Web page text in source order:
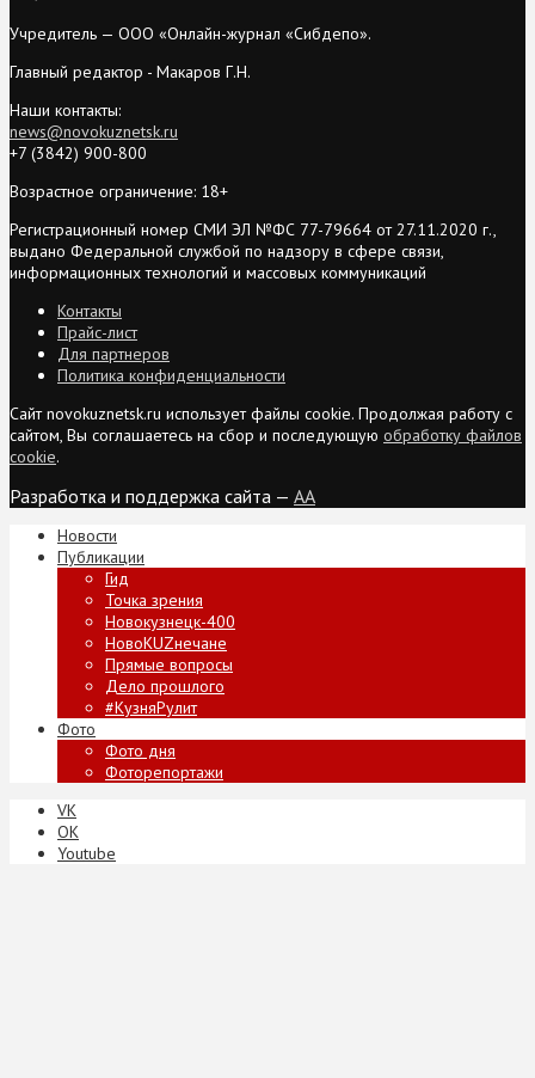
Учредитель — ООО «Онлайн-журнал «Сибдепо».
Главный редактор - Макаров Г.Н.
Наши контакты:
news@novokuznetsk.ru
+7 (3842) 900-800
Возрастное ограничение: 18+
Регистрационный номер СМИ ЭЛ №ФС 77-79664 от 27.11.2020 г.,
выдано Федеральной службой по надзору в сфере связи,
информационных технологий и массовых коммуникаций
Контакты
Прайс-лист
Для партнеров
Политика конфиденциальности
Сайт novokuznetsk.ru использует файлы cookie. Продолжая работу с
сайтом, Вы соглашаетесь на сбор и последующую обработку файлов
cookie.
Разработка и поддержка сайта — AA
Новости
Публикации
Гид
Точка зрения
Новокузнецк-400
НовоKUZнечане
Прямые вопросы
Дело прошлого
#КузняРулит
Фото
Фото дня
Фоторепортажи
VK
ОК
Youtube